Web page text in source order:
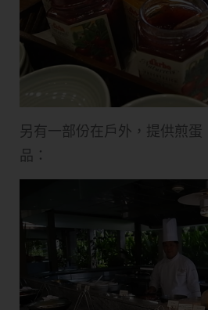
另有一部份在戶外，提供煎
品：